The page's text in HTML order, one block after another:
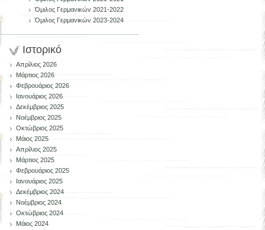
Όμιλος Γερμανικών 2021-2022
Όμιλος Γερμανικών 2023-2024
Ιστορικό
Απρίλιος 2026
Μάρτιος 2026
Φεβρουάριος 2026
Ιανουάριος 2026
Δεκέμβριος 2025
Νοέμβριος 2025
Οκτώβριος 2025
Μάιος 2025
Απρίλιος 2025
Μάρτιος 2025
Φεβρουάριος 2025
Ιανουάριος 2025
Δεκέμβριος 2024
Νοέμβριος 2024
Οκτώβριος 2024
Μάιος 2024